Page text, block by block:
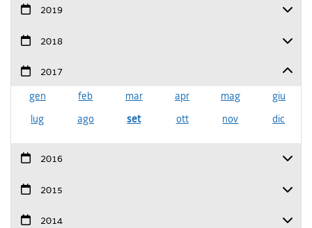
2019
2018
2017
gen
feb mar apr mag
giu
lug
ago set ott nov dic
2016
2015
2014